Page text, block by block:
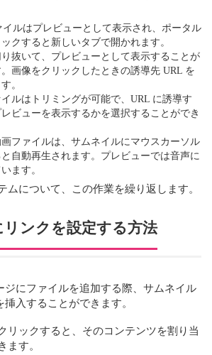
イルはプレビューとして表示され、ポータル
クすると新しいタブで開かれます。
抜いて、プレビューとして表示することが
画像をクリックしたときの誘導先 URL を
。
ルはトリミングが可能で、URL に誘導す
ビューを表示するかを選択することができ
ファイルは、サムネイルにマウスカーソル
自動再生されます。プレビューでは音声に
ます。
ムについて、この作業を繰り返します。
ンクを設定する方法
ジにファイルを追加する際、サムネイル
入することができます。
リックすると、そのコンテンツを割り当
ます。